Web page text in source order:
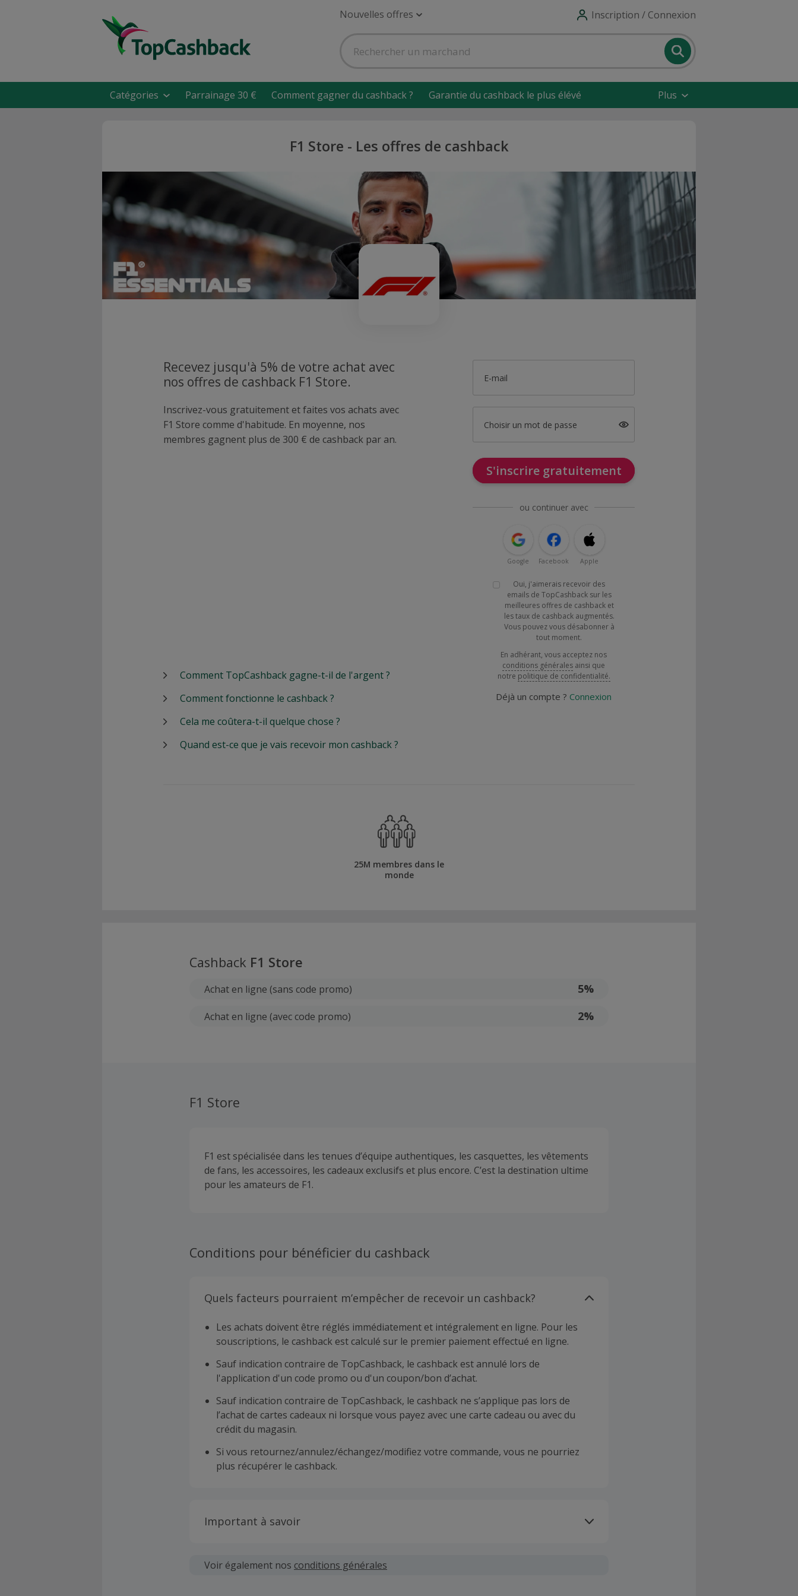
Nouvelles offres Inscription / Connexion
Catégories Parrainage 30 € Comment gagner du cashback ? Garantie du cashback le plus élévé Plus
F1 Store - Les offres de cashback
Recevez jusqu'à 5% de votre achat avec
nos offres de cashback F1 Store.
Inscrivez-vous gratuitement et faites vos achats avec
F1 Store comme d'habitude. En moyenne, nos
membres gagnent plus de 300 € de cashback par an.
E-mail
Choisir un mot de passe
S'inscrire gratuitement
ou continuer avec
Google Facebook Apple
Oui, j'aimerais recevoir des
emails de TopCashback sur les
meilleures offres de cashback et
les taux de cashback augmentés.
Vous pouvez vous désabonner à
tout moment.
En adhérant, vous acceptez nos
conditions générales ainsi que
notre politique de confidentialité.
Déjà un compte ? Connexion
Comment TopCashback gagne-t-il de l'argent ?
Comment fonctionne le cashback ?
Cela me coûtera-t-il quelque chose ?
Quand est-ce que je vais recevoir mon cashback ?
25M membres dans le
monde
Cashback F1 Store
Achat en ligne (sans code promo) 5%
Achat en ligne (avec code promo) 2%
F1 Store
F1 est spécialisée dans les tenues d’équipe authentiques, les casquettes, les vêtements
de fans, les accessoires, les cadeaux exclusifs et plus encore. C’est la destination ultime
pour les amateurs de F1.
Conditions pour bénéficier du cashback
Quels facteurs pourraient m’empêcher de recevoir un cashback?
Les achats doivent être réglés immédiatement et intégralement en ligne. Pour les
souscriptions, le cashback est calculé sur le premier paiement effectué en ligne.
Sauf indication contraire de TopCashback, le cashback est annulé lors de
l'application d'un code promo ou d'un coupon/bon d’achat.
Sauf indication contraire de TopCashback, le cashback ne s’applique pas lors de
l’achat de cartes cadeaux ni lorsque vous payez avec une carte cadeau ou avec du
crédit du magasin.
Si vous retournez/annulez/échangez/modifiez votre commande, vous ne pourriez
plus récupérer le cashback.
Important à savoir
soumises au plus tard dans les 100 jours qui suivent la date d'achat.
Voir également nos conditions générales